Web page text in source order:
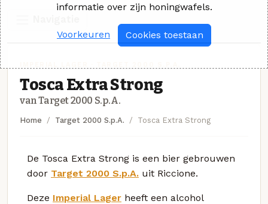
Tosca Extra Strong
van Target 2000 S.p.A.
Home Target 2000 S.p.A. Tosca Extra Strong
De Tosca Extra Strong is een bier gebrouwen
door Target 2000 S.p.A. uit Riccione.
Deze Imperial Lager heeft een alcohol
informatie over zijn honingwafels.
Voorkeuren Cookies toestaan